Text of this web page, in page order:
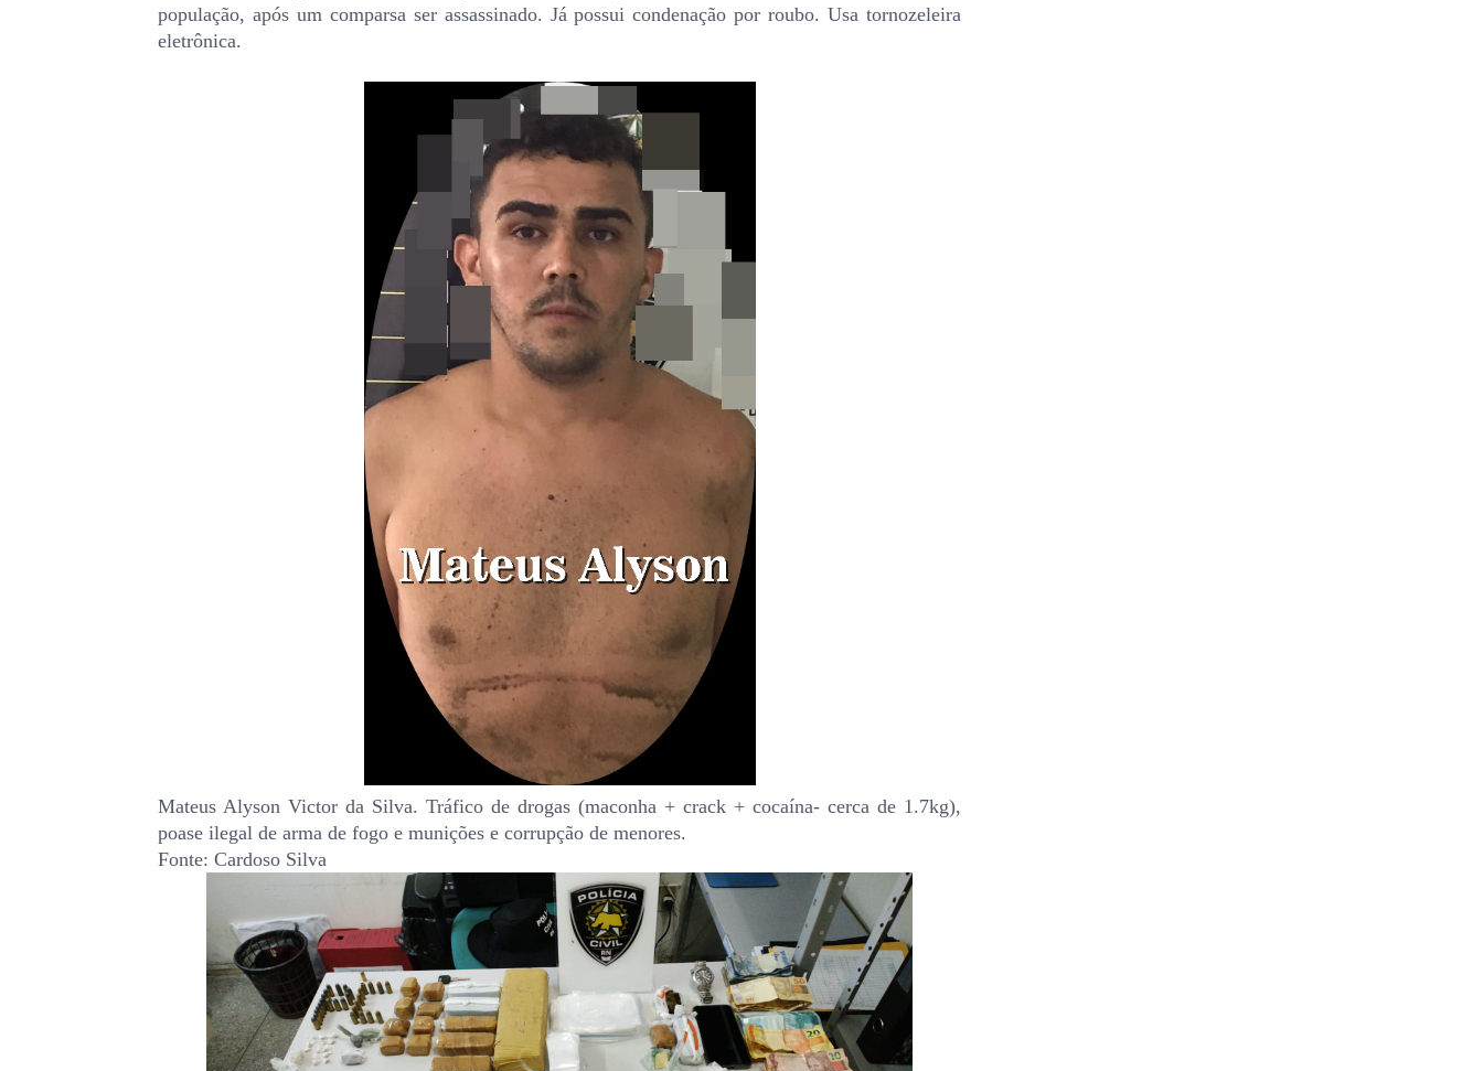
população, após um comparsa ser assassinado. Já possui condenação por roubo. Usa tornozeleira
eletrônica.
Mateus Alyson Victor da Silva. Tráfico de drogas (maconha + crack + cocaína- cerca de 1.7kg),
poase ilegal de arma de fogo e munições e corrupção de menores.
Fonte: Cardoso Silva